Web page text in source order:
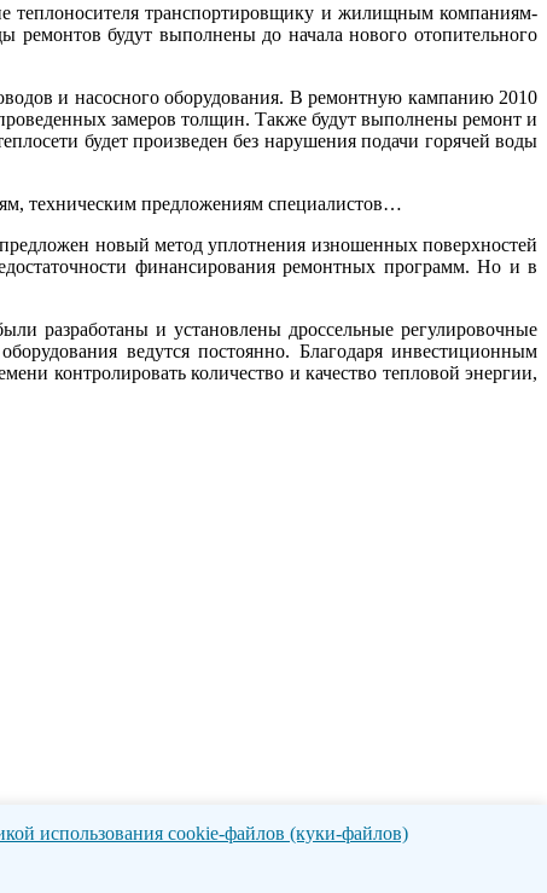
теплоносителя транспортировщику и жилищным компаниям-
ремонтов будут выполнены до начала нового отопительного
и насосного оборудования. В ремонтную кампанию 2010
замеров толщин. Также будут выполнены ремонт и
будет произведен без нарушения подачи горячей воды
техническим предложениям специалистов…
новый метод уплотнения изношенных поверхностей
финансирования ремонтных программ. Но и в
разработаны и установлены дроссельные регулировочные
ведутся постоянно. Благодаря инвестиционным
контролировать количество и качество тепловой энергии,
использования cookie-файлов (куки-файлов)